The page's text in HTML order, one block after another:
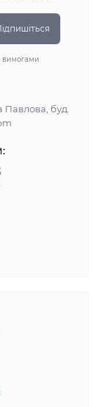
вимогами
Павлова, буд.